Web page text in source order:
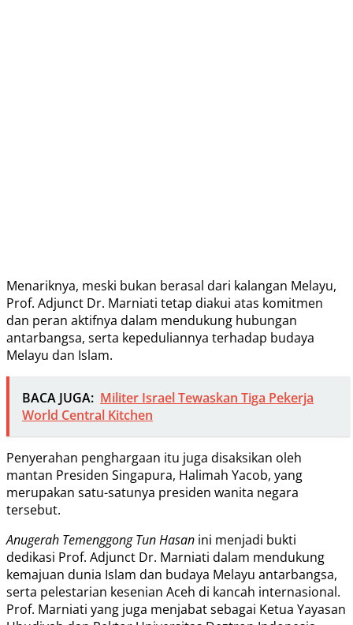
Menariknya, meski bukan berasal dari kalangan Melayu,
Prof. Adjunct Dr. Marniati tetap diakui atas komitmen
dan peran aktifnya dalam mendukung hubungan
antarbangsa, serta kepeduliannya terhadap budaya
Melayu dan Islam.
BACA JUGA: Militer Israel Tewaskan Tiga Pekerja
World Central Kitchen
Penyerahan penghargaan itu juga disaksikan oleh
mantan Presiden Singapura, Halimah Yacob, yang
merupakan satu-satunya presiden wanita negara
tersebut.
Anugerah Temenggong Tun Hasan ini menjadi bukti
dedikasi Prof. Adjunct Dr. Marniati dalam mendukung
kemajuan dunia Islam dan budaya Melayu antarbangsa,
serta pelestarian kesenian Aceh di kancah internasional.
Prof. Marniati yang juga menjabat sebagai Ketua Yayasan